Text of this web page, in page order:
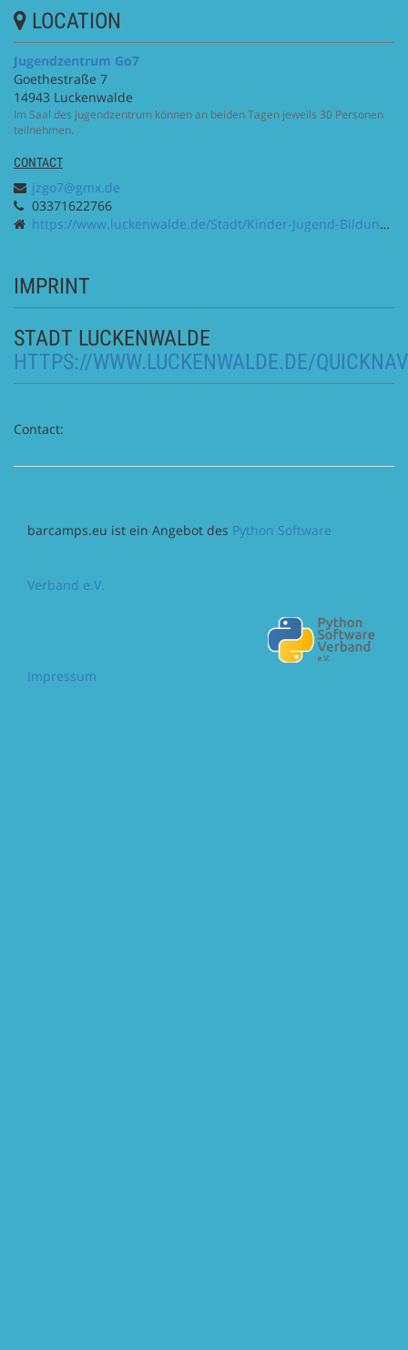
LOCATION
Jugendzentrum Go7
Goethestraße 7
14943 Luckenwalde
Im Saal des Jugendzentrum können an beiden Tagen jeweils 30 Personen
teilnehmen.
CONTACT
jzgo7@gmx.de
03371622766
https://www.luckenwalde.de/Stadt/Kinder-Jugend-Bildung/Jugend/Go7
IMPRINT
STADT LUCKENWALDE
HTTPS://WWW.LUCKENWALDE.DE/
Contact:
barcamps.eu ist ein Angebot des Python Software
Verband e.V.
Impressum